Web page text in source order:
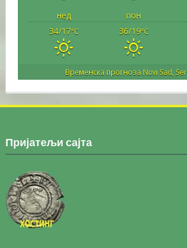
нед пон
34/17°C 36/19°C
Временска прогноза Novi Sad,
Пријатељи сајта